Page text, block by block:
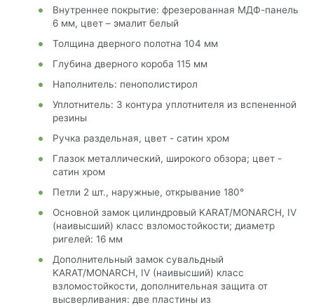
Внутреннее покрытие: фрезерованная МДФ-панель
6 мм, цвет – эмалит белый
Толщина дверного полотна 104 мм
Глубина дверного короба 115 мм
Наполнитель: пенополистирол
Уплотнитель: 3 контура уплотнителя из вспененной
резины
Ручка раздельная, цвет - сатин хром
Глазок металлический, широкого обзора; цвет -
сатин хром
Петли 2 шт., наружные, открывание 180°
Основной замок цилиндровый KARAT/MONARCH, IV
(наивысший) класс взломостойкости; диаметр
ригелей: 16 мм
Дополнительный замок сувальдный
KARAT/MONARCH, IV (наивысший) класс
взломостойкости, дополнительная защита от
высверливания: две пластины из